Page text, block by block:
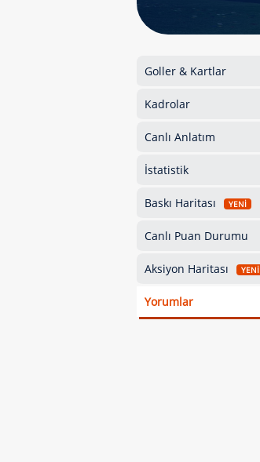
Goller & Kartlar
Kadrolar
Canlı Anlatım
İstatistik
Baskı Haritası YENİ
Canlı Puan Durumu
Aksiyon Haritası YENİ
Yorumlar